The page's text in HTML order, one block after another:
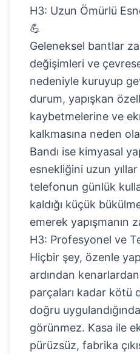
H3: Uzun Ömürlü
💪
Geleneksel bantlar
değişimleri ve
nedeniyle kuruyup
durum, yapışkan
kaybetmelerine ve
kalkmasına neden
Bandı ise kimyasal
esnekliğini uzun
telefonun günlük
kaldığı küçük
emerek yapışmanın
H3: Profesyonel ve
Hiçbir şey, özenle
ardından
parçaları kadar kötü
doğru
görünmez. Kasa ile
pürüzsüz, fabrika